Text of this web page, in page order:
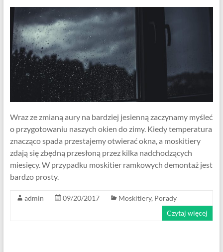
Wraz ze zmianą aury na bardziej jesienną zaczynamy myśleć
o przygotowaniu naszych okien do zimy. Kiedy temperatura
znacząco spada przestajemy otwierać okna, a moskitiery
zdają się zbędną przesłoną przez kilka nadchodzących
miesięcy. W przypadku moskitier ramkowych demontaż jest
bardzo prosty.
admin 09/20/2017 Moskitiery, Porady
Czytaj więcej